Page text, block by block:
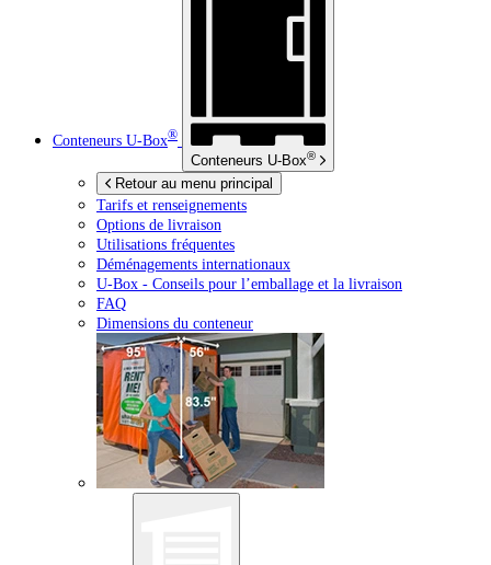
Conteneurs U-Box®
Conteneurs U-Box®
Retour au menu principal
Tarifs et renseignements
Options de livraison
Utilisations fréquentes
Déménagements internationaux
U-Box - Conseils pour l’emballage et la livraison
FAQ
Dimensions du conteneur